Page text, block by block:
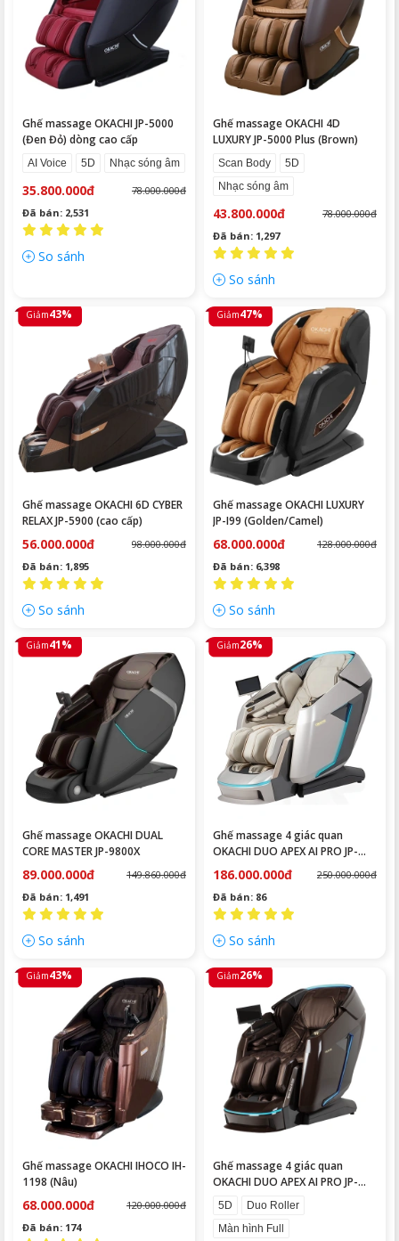
Ghế massage OKACHI JP-5000
(Đen Đỏ) dòng cao cấp
AI Voice 5D Nhạc sóng âm
35.800.000đ
78.000.000đ
Đã bán: 2,531
So sánh
Ghế massage OKACHI 4D
LUXURY JP-5000 Plus (Brown)
Scan Body
5D
Nhạc sóng âm
43.800.000đ
78.000.000đ
Đã bán: 1,297
So sánh
Giảm43%
Ghế massage OKACHI 6D CYBER
RELAX JP-5900 (cao cấp)
56.000.000đ
98.000.000đ
Đã bán: 1,895
So sánh
Giảm47%
Ghế massage OKACHI LUXURY
JP-I99 (Golden/Camel)
68.000.000đ
128.000.000đ
Đã bán: 6,398
So sánh
Giảm41%
Ghế massage OKACHI DUAL
CORE MASTER JP-9800X
89.000.000đ
149.860.000đ
Đã bán: 1,491
So sánh
Giảm26%
Ghế massage 4 giác quan
OKACHI DUO APEX AI PRO JP-
9986 ( white)
186.000.000đ
250.000.000đ
Đã bán: 86
So sánh
Giảm43%
Ghế massage OKACHI IHOCO IH-
1198 (Nâu)
68.000.000đ
120.000.000đ
Đã bán: 174
Giảm26%
Ghế massage 4 giác quan
OKACHI DUO APEX AI PRO JP-
9986 (Coffee Brown)
5D
Duo Roller
Màn hình Full